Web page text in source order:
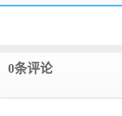
0条评论